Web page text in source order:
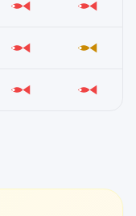
Слабо Слабо
Слабо Средне
Слабо Слабо